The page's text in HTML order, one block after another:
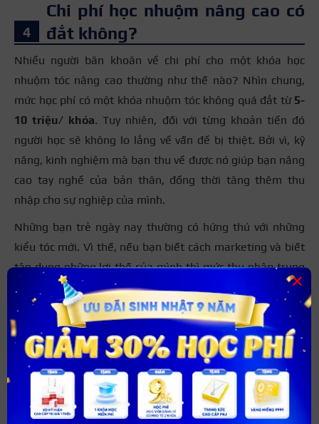
Chi phí học nhuộm nâng cao có
đắt không?
Nhiều người băn khoăn về chi phí cho một khóa học
nhuộm tóc nâng cao thường như thế nào? Nhìn chung,
mức học phí có một khóa nhuộm tóc không quá đắt từ 5-
10 triệu/ khóa. Tuy nhiên, đối với từng khoản tiền đó
người học sẽ không lo lắng về vấn đề bị thiệt. Bởi vì, kỹ
năng, kinh nghiệm mà bạn thu về được nó giúp bạn nâng
cao tay nghề của bản thân, đồng thời tăng thêm thu
nhập cho sự nghiệp của mình.
Những bạn trẻ ngày nay thường có hứng thú với những
kiểu tóc mới. Vì thế, nếu bạn biết cách marketing và biết
tận dụng những lợi thế của mình thì mức thu nhập trung
bình mỗi tháng sẽ thu về hàng chục triệu đồng. Tuy
nhiên, để tiết kiệm chi phí, người học cần tìm hiểu và xác
định trung tâm đào tạo uy tín và chất lượng để số tiền
mình bỏ ra thật xứng đáng nhất.
Những yêu cầu khi tham gia
khóa học nhuộm tóc nâng cao
×